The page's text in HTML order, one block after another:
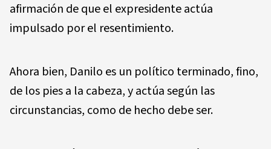
afirmación de que el expresidente actúa
impulsado por el resentimiento.
Ahora bien, Danilo es un político terminado, fino,
de los pies a la cabeza, y actúa según las
circunstancias, como de hecho debe ser.